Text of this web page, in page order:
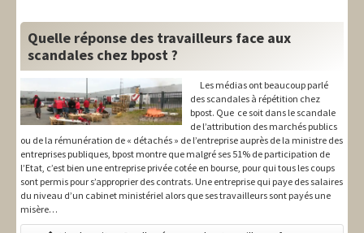
Quelle réponse des travailleurs face aux
scandales chez bpost ?
Les médias ont beaucoup parlé
des scandales à répétition chez
bpost. Que ce soit dans le scandale
de l’attribution des marchés publics
ou de la rémunération de « détachés » de l’entreprise auprès de la ministre des
entreprises publiques, bpost montre que malgré ses 51% de participation de
l’Etat, c’est bien une entreprise privée cotée en bourse, pour qui tous les coups
sont permis pour s’approprier des contrats. Une entreprise qui paye des salaires
du niveau d’un cabinet ministériel alors que ses travailleurs sont payés une
misère…